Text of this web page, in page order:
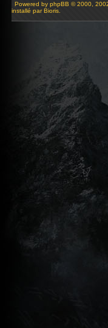
Powered by phpBB © 2000,
installé par Bioris.